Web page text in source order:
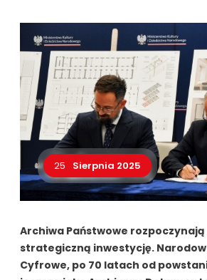
25 Sierpnia 2025
Archiwa Państwowe
strategiczną inwestycję.
Cyfrowe, po 70 latach od